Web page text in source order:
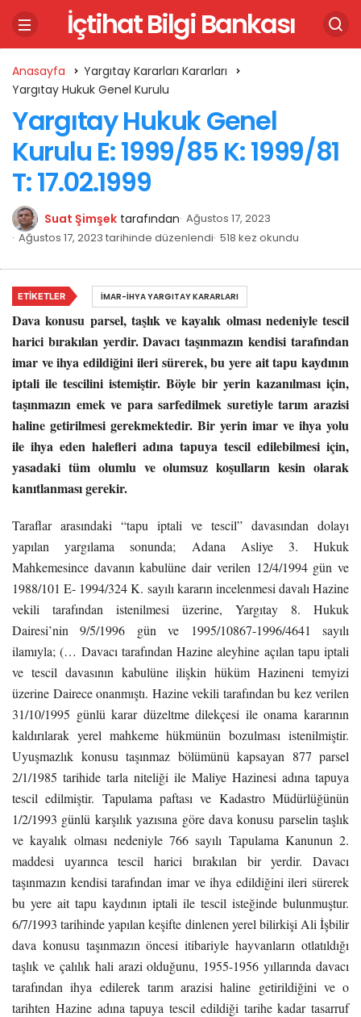
İçtihat Bilgi Bankası
Anasayfa
Yargıtay Kararları Kararları
Yargıtay Hukuk Genel Kurulu
Yargıtay Hukuk Genel
Kurulu E: 1999/85 K: 1999/81
T: 17.02.1999
Suat Şimşek tarafından Ağustos 17, 2023
Ağustos 17, 2023 tarihinde düzenlendi 518 kez okundu
Dava konusu parsel, taşlık ve kayalık olması nedeniyle tescil
harici bırakılan yerdir. Davacı taşınmazın kendisi tarafından
imar ve ihya edildiğini ileri sürerek, bu yere ait tapu kaydının
iptali ile tescilini istemiştir. Böyle bir yerin kazanılması için,
taşınmazın emek ve para sarfedilmek suretiyle tarım arazisi
haline getirilmesi gerekmektedir. Bir yerin imar ve ihya yolu
ile ihya eden halefleri adına tapuya tescil edilebilmesi için,
yasadaki tüm olumlu ve olumsuz koşulların kesin olarak
kanıtlanması gerekir.
Taraflar arasındaki “tapu iptali ve tescil” davasından dolayı
yapılan yargılama sonunda; Adana Asliye 3. Hukuk
Mahkemesince davanın kabulüne dair verilen 12/4/1994 gün ve
1988/101 E- 1994/324 K. sayılı kararın incelenmesi davalı Hazine
vekili tarafından istenilmesi üzerine, Yargıtay 8. Hukuk
Dairesi’nin 9/5/1996 gün ve 1995/10867-1996/4641 sayılı
ilamıyla; (… Davacı tarafından Hazine aleyhine açılan tapu iptali
ve tescil davasının kabulüne ilişkin hüküm Hazineni temyizi
üzerine Dairece onanmıştı. Hazine vekili tarafından bu kez verilen
31/10/1995 günlü karar düzeltme dilekçesi ile onama kararının
kaldırılarak yerel mahkeme hükmünün bozulması istenilmiştir.
Uyuşmazlık konusu taşınmaz bölümünü kapsayan 877 parsel
2/1/1985 tarihide tarla niteliği ile Maliye Hazinesi adına tapuya
tescil edilmiştir. Tapulama paftası ve Kadastro Müdürlüğünün
1/2/1993 günlü karşılık yazısına göre dava konusu parselin taşlık
ve kayalık olması nedeniyle 766 sayılı Tapulama Kanunun 2.
maddesi uyarınca tescil harici bırakılan bir yerdir. Davacı
taşınmazın kendisi tarafından imar ve ihya edildiğini ileri sürerek
bu yere ait tapu kaydının iptali ile tescil isteğinde bulunmuştur.
6/7/1993 tarihinde yapılan keşifte dinlenen yerel bilirkişi Ali İşbilir
dava konusu taşınmazın öncesi itibariyle hayvanların otlatıldığı
taşlık ve çalılık hali arazi olduğunu, 1955-1956 yıllarında davacı
tarafından ihya edilerek tarım arazisi haline getirildiğini ve o
tarihten Hazine adına tapuya tescil edildiği tarihe kadar tasarruf
ETIKETLER İMAR-İHYA YARGITAY KARARLARI